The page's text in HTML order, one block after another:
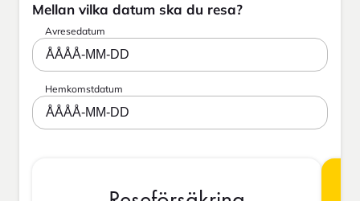
Mellan vilka datum ska du resa?
Avresedatum
ÅÅÅÅ-MM-DD
Hemkomstdatum
ÅÅÅÅ-MM-DD